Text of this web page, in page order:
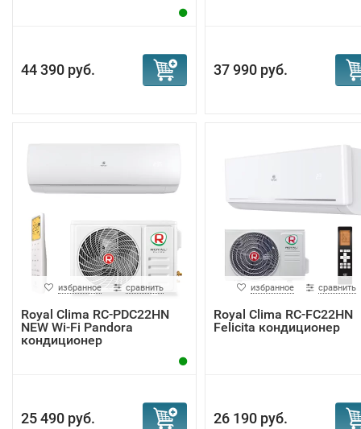
44 390 руб. 37 990 руб.
избранное сравнить
Royal Clima RC-PDC22HN
NEW Wi-Fi Pandora
кондиционер
25 490 руб.
избранное сравнить
Royal Clima RC-FC22HN
Felicita кондиционер
26 190 руб.